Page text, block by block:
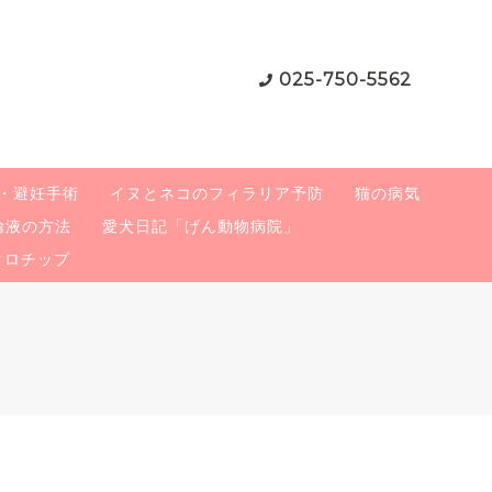
025-750-5562
避妊手術 イヌとネコのフィラリア予防
猫の病気
液の方法
愛犬日記「げん動物病院」
ロチップ